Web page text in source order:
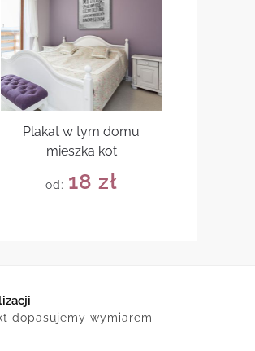
Plakat w tym domu
mieszka kot
od: 18zł
dopasujemy wymiarem i